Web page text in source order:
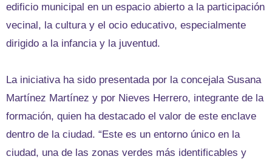
edificio municipal en un espacio abierto a la participación
vecinal, la cultura y el ocio educativo, especialmente
dirigido a la infancia y la juventud.
La iniciativa ha sido presentada por la concejala Susana
Martínez Martínez y por Nieves Herrero, integrante de la
formación, quien ha destacado el valor de este enclave
dentro de la ciudad. “Este es un entorno único en la
ciudad, una de las zonas verdes más identificables y